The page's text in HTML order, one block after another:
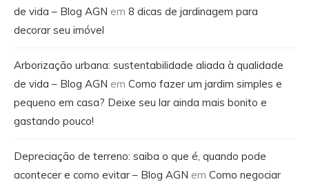
de vida – Blog AGN em 8 dicas de jardinagem para
decorar seu imóvel
Arborização urbana: sustentabilidade aliada à qualidade
de vida – Blog AGN em Como fazer um jardim simples e
pequeno em casa? Deixe seu lar ainda mais bonito e
gastando pouco!
Depreciação de terreno: saiba o que é, quando pode
acontecer e como evitar – Blog AGN em Como negociar